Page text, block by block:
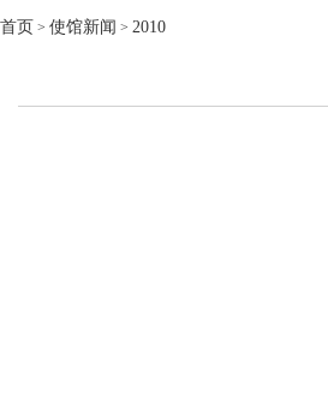
首页 > 使馆新闻 > 2010